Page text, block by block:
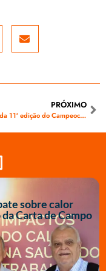
PRÓXIMO
Abertura da 11ª edição do Campeoche
sobre calor
Carta de Campo